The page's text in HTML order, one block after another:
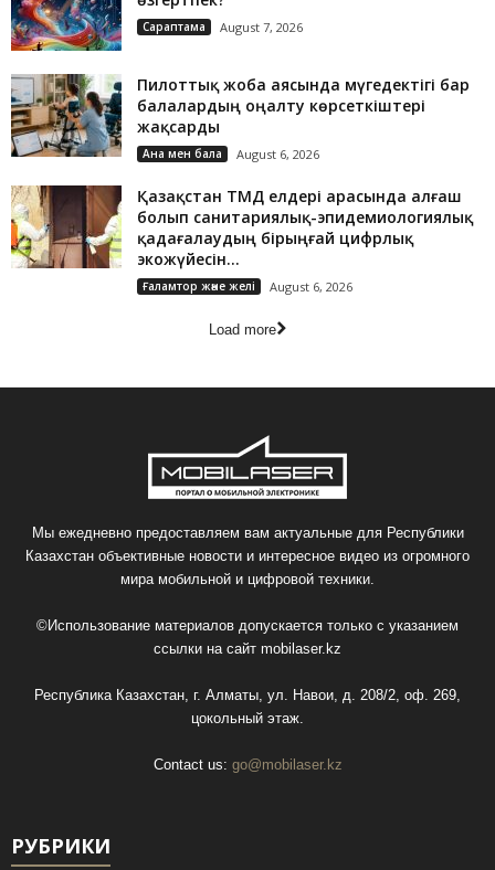
Сараптама August 7, 2026
Пилоттық жоба аясында мүгедектігі бар
балалардың оңалту көрсеткіштері
жақсарды
Ана мен бала August 6, 2026
Қазақстан ТМД елдері арасында алғаш
болып санитариялық-эпидемиологиялық
қадағалаудың бірыңғай цифрлық
экожүйесін...
Ғаламтор және желі August 6, 2026
Load more
Мы ежедневно предоставляем вам актуальные для Республики
Казахстан объективные новости и интересное видео из огромного
мира мобильной и цифровой техники.
©Использование материалов допускается только с указанием
ссылки на сайт mobilaser.kz
Республика Казахстан, г. Алматы, ул. Навои, д. 208/2, оф. 269,
цокольный этаж.
Contact us: go@mobilaser.kz
РУБРИКИ